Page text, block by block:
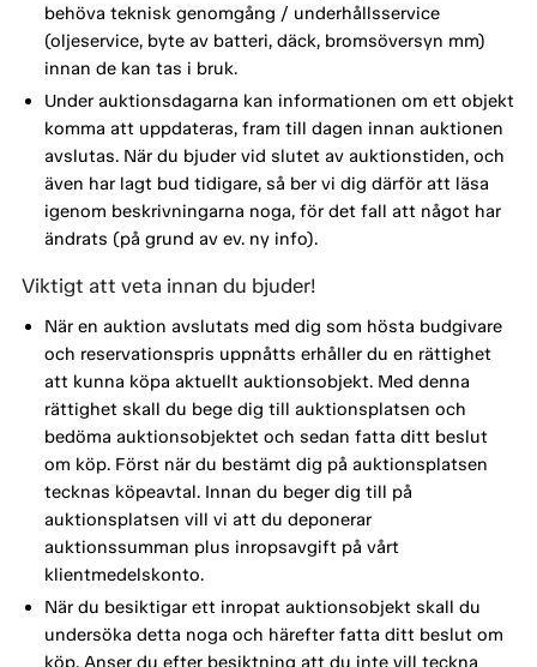
behöva teknisk genomgång / underhållsservice
(oljeservice, byte av batteri, däck, bromsöversyn mm)
innan de kan tas i bruk.
Under auktionsdagarna kan informationen om ett objekt
komma att uppdateras, fram till dagen innan auktionen
avslutas. När du bjuder vid slutet av auktionstiden, och
även har lagt bud tidigare, så ber vi dig därför att läsa
igenom beskrivningarna noga, för det fall att något har
ändrats (på grund av ev. ny info).
Viktigt att veta innan du bjuder!
När en auktion avslutats med dig som hösta budgivare
och reservationspris uppnåtts erhåller du en rättighet
att kunna köpa aktuellt auktionsobjekt. Med denna
rättighet skall du bege dig till auktionsplatsen och
bedöma auktionsobjektet och sedan fatta ditt beslut
om köp. Först när du bestämt dig på auktionsplatsen
tecknas köpeavtal. Innan du beger dig till på
auktionsplatsen vill vi att du deponerar
auktionssumman plus inropsavgift på vårt
klientmedelskonto.
När du besiktigar ett inropat auktionsobjekt skall du
undersöka detta noga och härefter fatta ditt beslut om
köp. Anser du efter besiktning att du inte vill teckna